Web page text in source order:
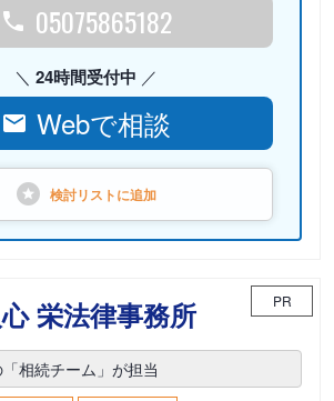
05075865182
24時間受付中
Webで相談
検討リストに追加
栄法律事務所 PR
相続チーム」が担当